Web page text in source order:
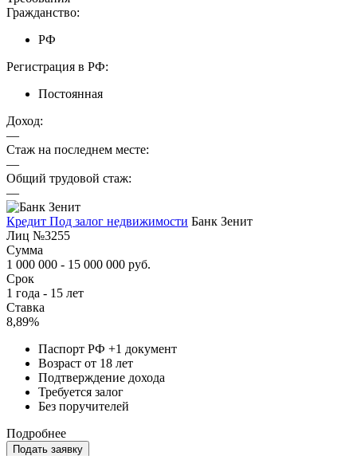
Гражданство:
РФ
Регистрация в РФ:
Постоянная
Доход:
—
Стаж на последнем месте:
—
Общий трудовой стаж:
—
Кредит Под залог недвижимости Банк Зенит
Лиц №3255
Сумма
1 000 000 - 15 000 000 руб.
Срок
1 года - 15 лет
Ставка
8,89%
Паспорт РФ +1 документ
Возраст от 18 лет
Подтверждение дохода
Требуется залог
Без поручителей
Подробнее
Подать заявку